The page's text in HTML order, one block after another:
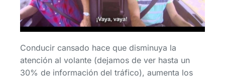
Conducir cansado hace que disminuya la
atención al volante (dejamos de ver hasta un
30% de información del tráfico), aumenta los